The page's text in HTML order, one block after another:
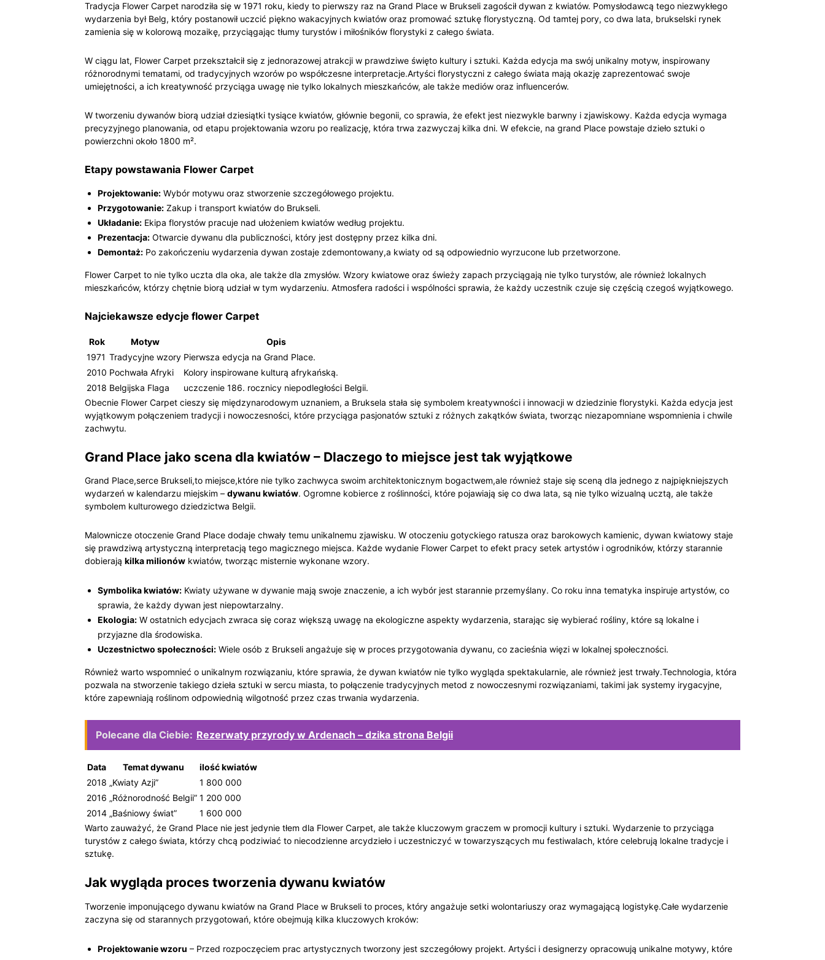
Tradycja Flower Carpet narodziła się w 1971 roku, kiedy to pierwszy raz na Grand Place w Brukseli zagościł dywan z kwiatów. Pomysłodawcą tego niezwykłego
wydarzenia był Belg, który postanowił uczcić piękno wakacyjnych kwiatów oraz promować sztukę florystyczną. Od tamtej pory, co dwa lata, brukselski rynek
zamienia się w kolorową mozaikę, przyciągając tłumy turystów i miłośników florystyki z całego świata.
W ciągu lat, Flower Carpet przekształcił się z jednorazowej atrakcji w prawdziwe święto kultury i sztuki. Każda edycja ma swój unikalny motyw, inspirowany
różnorodnymi tematami, od tradycyjnych wzorów po współczesne interpretacje.Artyści florystyczni z całego świata mają okazję zaprezentować swoje
umiejętności, a ich kreatywność przyciąga uwagę nie tylko lokalnych mieszkańców, ale także mediów oraz influencerów.
W tworzeniu dywanów biorą udział dziesiątki tysiące kwiatów, głównie begonii, co sprawia, że efekt jest niezwykle barwny i zjawiskowy. Każda edycja wymaga
precyzyjnego planowania, od etapu projektowania wzoru po realizację, która trwa zazwyczaj kilka dni. W efekcie, na grand Place powstaje dzieło sztuki o
powierzchni około 1800 m².
Etapy powstawania Flower Carpet
Projektowanie: Wybór motywu oraz stworzenie szczegółowego projektu.
Przygotowanie: Zakup i transport kwiatów do Brukseli.
Układanie: Ekipa florystów pracuje nad ułożeniem kwiatów według projektu.
Prezentacja: Otwarcie dywanu dla publiczności, który jest dostępny przez kilka dni.
Demontaż: Po zakończeniu wydarzenia dywan zostaje zdemontowany,a kwiaty od są odpowiednio wyrzucone lub przetworzone.
Flower Carpet to nie tylko uczta dla oka, ale także dla zmysłów. Wzory kwiatowe oraz świeży zapach przyciągają nie tylko turystów, ale również lokalnych
mieszkańców, którzy chętnie biorą udział w tym wydarzeniu. Atmosfera radości i wspólności sprawia, że każdy uczestnik czuje się częścią czegoś wyjątkowego.
Najciekawsze edycje flower Carpet
Rok Motyw
Opis
1971 Tradycyjne wzory Pierwsza edycja na Grand Place.
2010 Pochwała Afryki
Kolory inspirowane kulturą afrykańską.
2018 Belgijska Flaga
uczczenie 186. rocznicy niepodległości Belgii.
Obecnie Flower Carpet cieszy się międzynarodowym uznaniem, a Bruksela stała się symbolem kreatywności i innowacji w dziedzinie florystyki. Każda edycja jest
wyjątkowym połączeniem tradycji i nowoczesności, które przyciąga pasjonatów sztuki z różnych zakątków świata, tworząc niezapomniane wspomnienia i chwile
zachwytu.
Grand Place jako scena dla kwiatów – Dlaczego to miejsce jest tak wyjątkowe
Grand Place,serce Brukseli,to miejsce,które nie tylko zachwyca swoim architektonicznym bogactwem,ale również staje się sceną dla jednego z najpiękniejszych
wydarzeń w kalendarzu miejskim – dywanu kwiatów. Ogromne kobierce z roślinności, które pojawiają się co dwa lata, są nie tylko wizualną ucztą, ale także
symbolem kulturowego dziedzictwa Belgii.
Malownicze otoczenie Grand Place dodaje chwały temu unikalnemu zjawisku. W otoczeniu gotyckiego ratusza oraz barokowych kamienic, dywan kwiatowy staje
się prawdziwą artystyczną interpretacją tego magicznego miejsca. Każde wydanie Flower Carpet to efekt pracy setek artystów i ogrodników, którzy starannie
dobierają kilka milionów kwiatów, tworząc misternie wykonane wzory.
Symbolika kwiatów: Kwiaty używane w dywanie mają swoje znaczenie, a ich wybór jest starannie przemyślany. Co roku inna tematyka inspiruje artystów, co
sprawia, że każdy dywan jest niepowtarzalny.
Ekologia: W ostatnich edycjach zwraca się coraz większą uwagę na ekologiczne aspekty wydarzenia, starając się wybierać rośliny, które są lokalne i
przyjazne dla środowiska.
Uczestnictwo społeczności: Wiele osób z Brukseli angażuje się w proces przygotowania dywanu, co zacieśnia więzi w lokalnej społeczności.
Również warto wspomnieć o unikalnym rozwiązaniu, które sprawia, że dywan kwiatów nie tylko wygląda spektakularnie, ale również jest trwały.Technologia, która
pozwala na stworzenie takiego dzieła sztuki w sercu miasta, to połączenie tradycyjnych metod z nowoczesnymi rozwiązaniami, takimi jak systemy irygacyjne,
które zapewniają roślinom odpowiednią wilgotność przez czas trwania wydarzenia.
Polecane dla Ciebie: Rezerwaty przyrody w Ardenach – dzika strona Belgii
Data Temat dywanu
ilość kwiatów
2018 „Kwiaty Azji”
1 800 000
2016 „Różnorodność Belgii” 1 200 000
2014 „Baśniowy świat”
1 600 000
Warto zauważyć, że Grand Place nie jest jedynie tłem dla Flower Carpet, ale także kluczowym graczem w promocji kultury i sztuki. Wydarzenie to przyciąga
turystów z całego świata, którzy chcą podziwiać to niecodzienne arcydzieło i uczestniczyć w towarzyszących mu festiwalach, które celebrują lokalne tradycje i
sztukę.
Jak wygląda proces tworzenia dywanu kwiatów
Tworzenie imponującego dywanu kwiatów na Grand Place w Brukseli to proces, który angażuje setki wolontariuszy oraz wymagającą logistykę.Całe wydarzenie
zaczyna się od starannych przygotowań, które obejmują kilka kluczowych kroków:
Projektowanie wzoru – Przed rozpoczęciem prac artystycznych tworzony jest szczegółowy projekt. Artyści i designerzy opracowują unikalne motywy, które